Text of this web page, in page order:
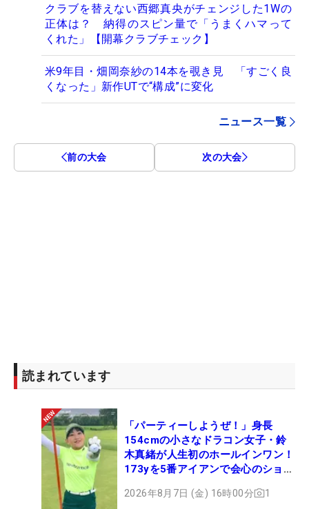
クラブを替えない西郷真央がチェンジした1Wの
正体は？ 納得のスピン量で「うまくハマって
くれた」【開幕クラブチェック】
米9年目・畑岡奈紗の14本を覗き見 「すごく良
くなった」新作UTで“構成”に変化
ニュース一覧
前の大会 次の大会
読まれています
「パーティーしようぜ！」身長
154cmの小さなドラコン女子・鈴
木真緒が人生初のホールインワン！
173yを5番アイアンで会心のショッ
2026年8月7日 (金) 16時00分 1